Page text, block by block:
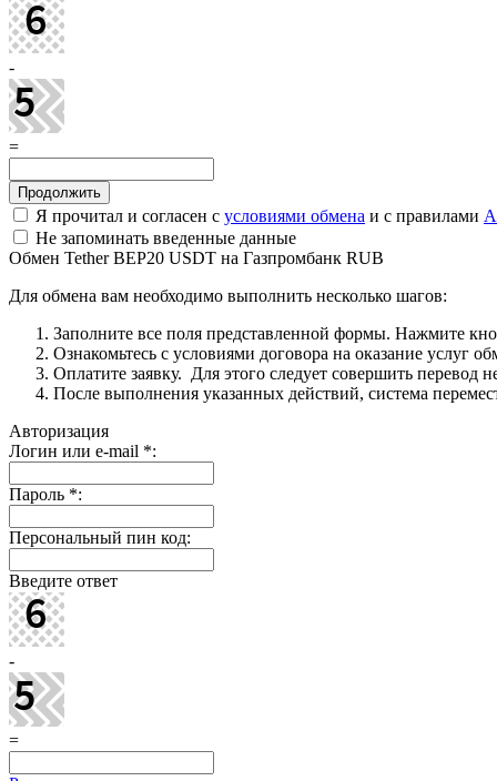
-
=
Я прочитал и согласен с условиями обмена и с правилами
Не запоминать введенные данные
Обмен Tether BEP20 USDT на Газпромбанк RUB
Для обмена вам необходимо выполнить несколько шагов:
Заполните все поля представленной формы. Нажмите
Ознакомьтесь с условиями договора на оказание услуг
Оплатите заявку. Для этого следует совершить
После выполнения указанных действий, система
Авторизация
Логин или e-mail *:
Пароль *:
Персональный пин код:
Введите ответ
-
=